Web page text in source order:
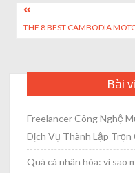
Post
navigation
THE 8 BEST CAMBODIA
Bài
Freelancer Công Nghệ
Dịch Vụ Thành Lập Trọn
Quà cá nhân hóa: vì sao